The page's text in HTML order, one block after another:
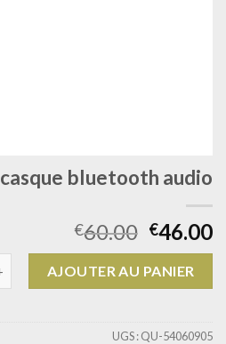
casque bluetooth audio
€60.00 €46.00
AJOUTER AU PANIER
UGS :QU-54060905